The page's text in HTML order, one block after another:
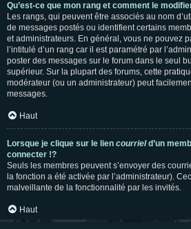
Qu’est-ce que mon rang et comment le
Les rangs, qui peuvent être associés au nom
de messages postés ou identifient certains
et administrateurs. En général, vous ne pouvez
l’intitulé d’un rang car il est paramétré par
poster des messages sur le forum dans le seul
supérieur. Sur la plupart des forums, cette
modérateur (ou un administrateur) peut
messages.
Haut
Lorsque je clique sur le lien courrield’un
connecter !?
Seuls les membres peuvent s’envoyer des
la fonction a été activée par l’administrateur).
malveillante de la fonctionnalité par les invités.
Haut